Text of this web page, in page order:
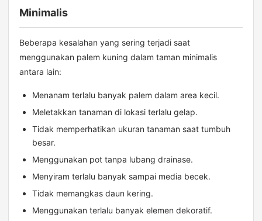
Minimalis
Beberapa kesalahan yang sering terjadi saat
menggunakan palem kuning dalam taman minimalis
antara lain:
Menanam terlalu banyak palem dalam area kecil.
Meletakkan tanaman di lokasi terlalu gelap.
Tidak memperhatikan ukuran tanaman saat tumbuh
besar.
Menggunakan pot tanpa lubang drainase.
Menyiram terlalu banyak sampai media becek.
Tidak memangkas daun kering.
Menggunakan terlalu banyak elemen dekoratif.